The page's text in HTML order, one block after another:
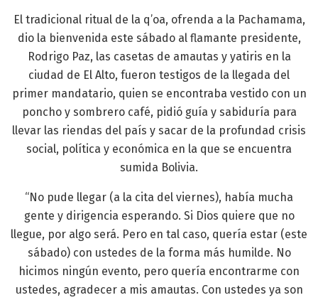
El tradicional ritual de la q’oa, ofrenda a la Pachamama,
dio la bienvenida este sábado al flamante presidente,
Rodrigo Paz, las casetas de amautas y yatiris en la
ciudad de El Alto, fueron testigos de la llegada del
primer mandatario, quien se encontraba vestido con un
poncho y sombrero café, pidió guía y sabiduría para
llevar las riendas del país y sacar de la profundad crisis
social, política y económica en la que se encuentra
sumida Bolivia.
“No pude llegar (a la cita del viernes), había mucha
gente y dirigencia esperando. Si Dios quiere que no
llegue, por algo será. Pero en tal caso, quería estar (este
sábado) con ustedes de la forma más humilde. No
hicimos ningún evento, pero quería encontrarme con
ustedes, agradecer a mis amautas. Con ustedes ya son